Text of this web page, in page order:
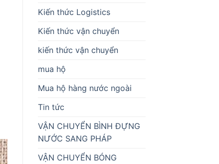
Kiến thức Logistics
Kiến thức vận chuyển
kiến thức vận chuyển
mua hộ
Mua hộ hàng nước ngoài
Tin tức
VẬN CHUYỂN BÌNH ĐỰNG
NƯỚC SANG PHÁP
VẬN CHUYỂN BÓNG